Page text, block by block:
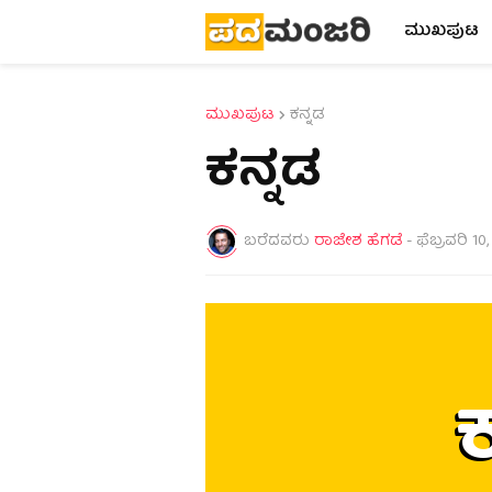
ಮುಖಪುಟ
ಮುಖಪುಟ ಕನ್ನಡ
ಕನ್ನಡ
ಬರೆದವರು ರಾಜೇಶ ಹೆಗಡೆ - ಫೆಬ್ರವರಿ 10,